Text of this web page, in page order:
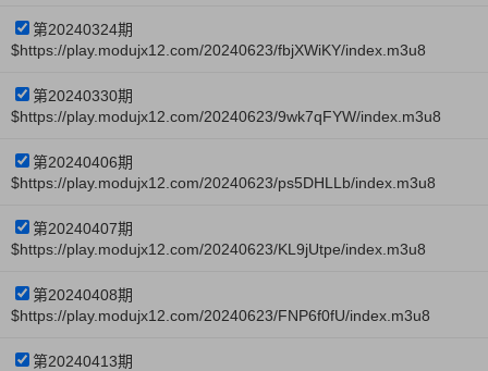
第20240324期
$https://play.modujx12.com/20240623/fbjXWiKY/index.m3u8
第20240330期
$https://play.modujx12.com/20240623/9wk7qFYW/index.m3u8
第20240406期
$https://play.modujx12.com/20240623/ps5DHLLb/index.m3u8
第20240407期
$https://play.modujx12.com/20240623/KL9jUtpe/index.m3u8
第20240408期
$https://play.modujx12.com/20240623/FNP6f0fU/index.m3u8
第20240413期